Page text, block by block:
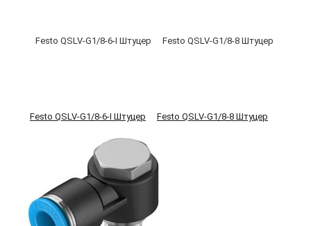
Festo QSLV-G1/8-6-I Штуцер Festo QSLV-G1/8-8 Штуцер